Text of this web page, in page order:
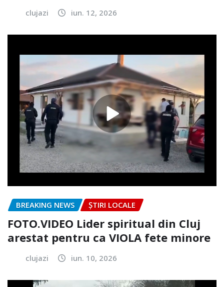
clujazi iun. 12, 2026
BREAKING NEWS ȘTIRI LOCALE
FOTO.VIDEO Lider spiritual din Cluj
arestat pentru ca VIOLA fete minore
clujazi iun. 10, 2026